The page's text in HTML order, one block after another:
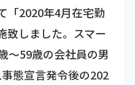
「2020年4月在宅勤
致しました。スマー
～59歳の会社員の男
態宣言発令後の202